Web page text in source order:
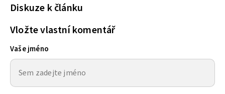
Diskuze k článku
Vložte vlastní komentář
Vaše jméno